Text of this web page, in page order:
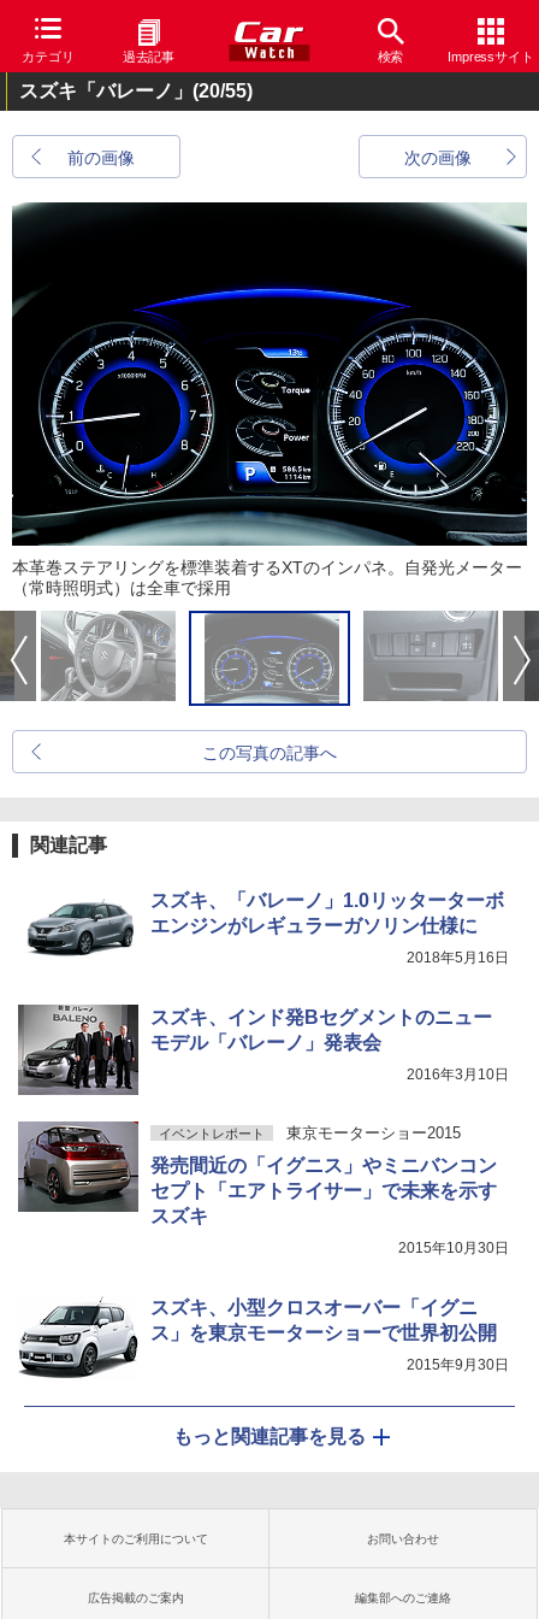
カテゴリ 過去記事 検索 Impressサイト
スズキ「バレーノ」 (20/55)
前の画像 次の画像
本革巻ステアリングを標準装着するXTのインパネ。自発光メーター
（常時照明式）は全車で採用
この写真の記事へ
関連記事
スズキ、「バレーノ」1.0リッターターボ
エンジンがレギュラーガソリン仕様に
2018年5月16日
スズキ、インド発Bセグメントのニュー
モデル「バレーノ」発表会
2016年3月10日
イベントレポート 東京モーターショー2015
発売間近の「イグニス」やミニバンコン
セプト「エアトライサー」で未来を示す
スズキ
2015年10月30日
スズキ、小型クロスオーバー「イグニ
ス」を東京モーターショーで世界初公開
2015年9月30日
もっと関連記事を見る
本サイトのご利用について お問い合わせ
広告掲載のご案内 編集部へのご連絡